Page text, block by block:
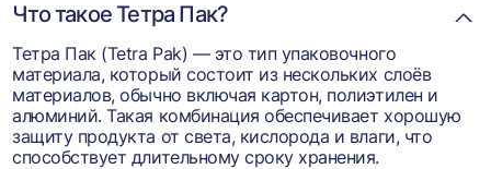
Что такое Тетра Пак?
Тетра Пак (Tetra Pak) — это тип упаковочного
материала, который состоит из нескольких слоёв
материалов, обычно включая картон, полиэтилен и
алюминий. Такая комбинация обеспечивает хорошую
защиту продукта от света, кислорода и влаги, что
способствует длительному сроку хранения.